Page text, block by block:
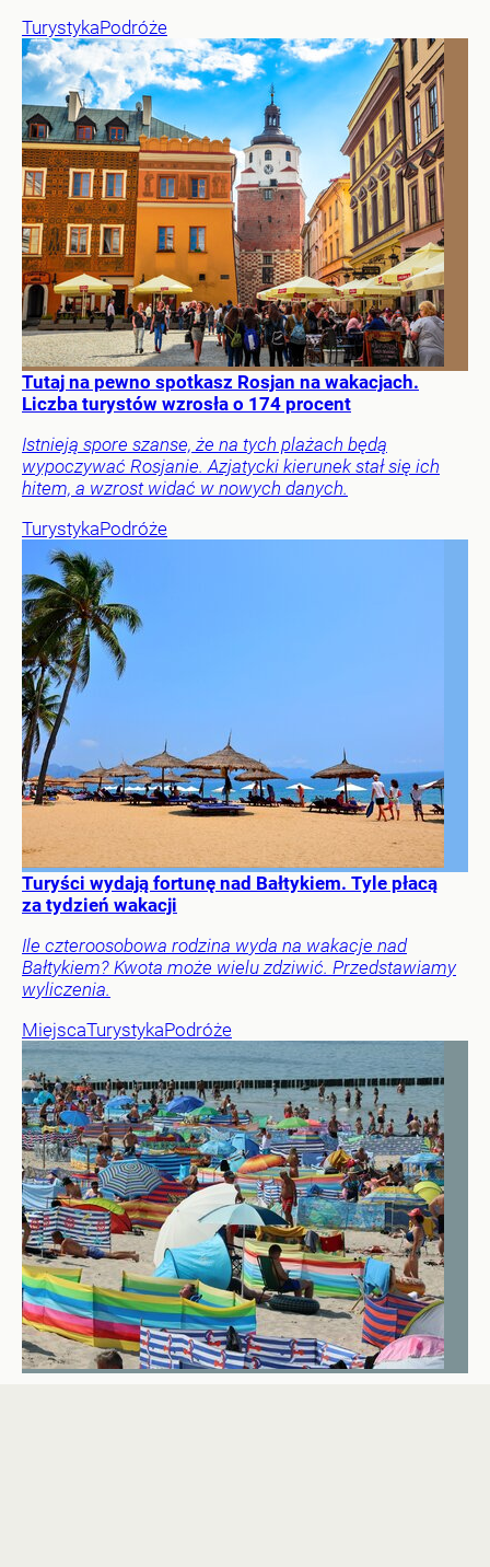
TurystykaPodróże
Tutaj na pewno spotkasz Rosjan na wakacjach.
Liczba turystów wzrosła o 174 procent
Istnieją spore szanse, że na tych plażach będą
wypoczywać Rosjanie. Azjatycki kierunek stał się ich
hitem, a wzrost widać w nowych danych.
TurystykaPodróże
Turyści wydają fortunę nad Bałtykiem. Tyle płacą
za tydzień wakacji
Ile czteroosobowa rodzina wyda na wakacje nad
Bałtykiem? Kwota może wielu zdziwić. Przedstawiamy
wyliczenia.
MiejscaTurystykaPodróże